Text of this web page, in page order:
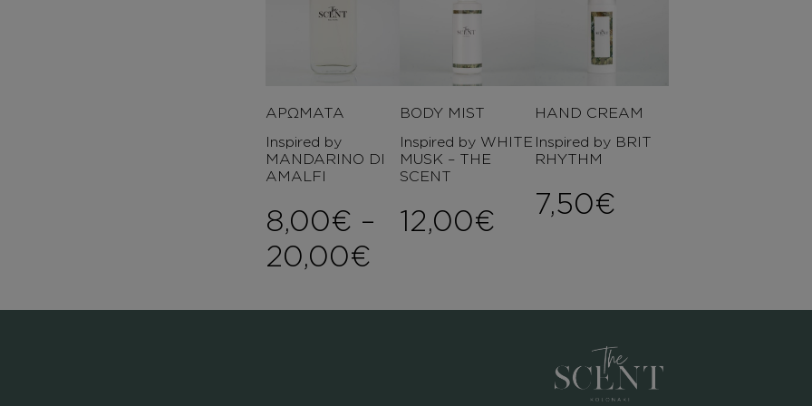
ΑΡΩΜΑΤΑ
Inspired by
MANDARINO DI
AMALFI
8,00€ –
20,00€Price range: 8,00€ through
BODY MIST
Inspired by WHITE
MUSK – THE
SCENT
12,00€
HAND CREAM
Inspired by BRIT
RHYTHM
7,50€